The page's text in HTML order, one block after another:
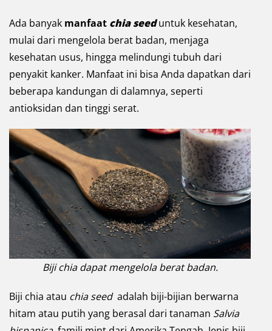
Ada banyak manfaat chia seed untuk kesehatan,
mulai dari mengelola berat badan, menjaga
kesehatan usus, hingga melindungi tubuh dari
penyakit kanker. Manfaat ini bisa Anda dapatkan dari
beberapa kandungan di dalamnya, seperti
antioksidan dan tinggi serat.
Biji chia dapat mengelola berat badan.
Biji chia atau chia seed adalah biji-bijian berwarna
hitam atau putih yang berasal dari tanaman Salvia